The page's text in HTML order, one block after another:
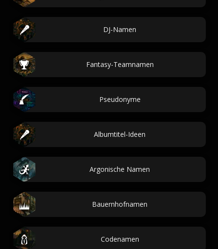
DJ-Namen
Fantasy-Teamnamen
Pseudonyme
Albumtitel-Ideen
Argonische Namen
Bauernhofnamen
Codenamen